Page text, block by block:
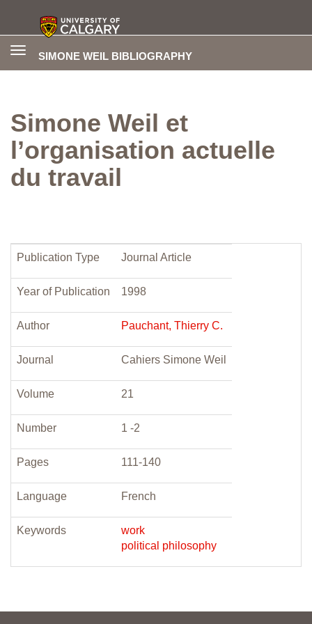
SIMONE WEIL BIBLIOGRAPHY
Toggle
Simone Weil et
l’organisation actuelle
du travail
Publication Type Journal Article
Year of Publication 1998
Author Pauchant, Thierry C.
Journal Cahiers Simone Weil
Volume 21
Number 1 -2
Pages 111-140
Language French
Keywords
work
political philosophy